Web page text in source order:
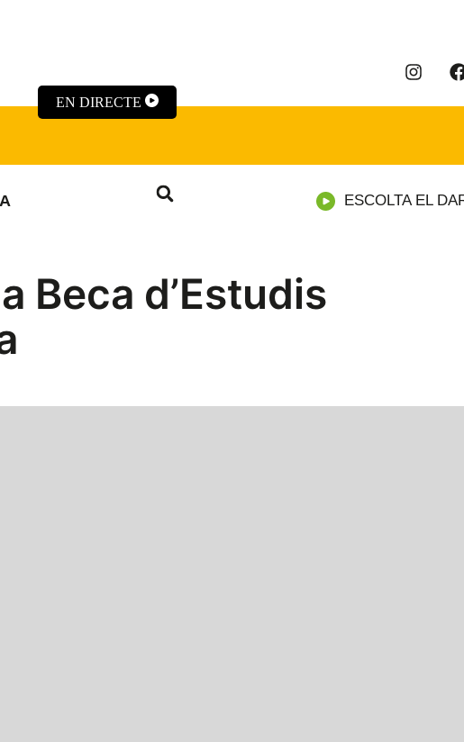
EN DIRECTE
ESCOLTA EL
Beca d’Estudis